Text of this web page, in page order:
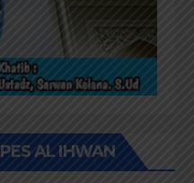
AL IHWAN